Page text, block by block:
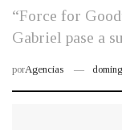
“Force for
Gabriel pase a
porAgencias